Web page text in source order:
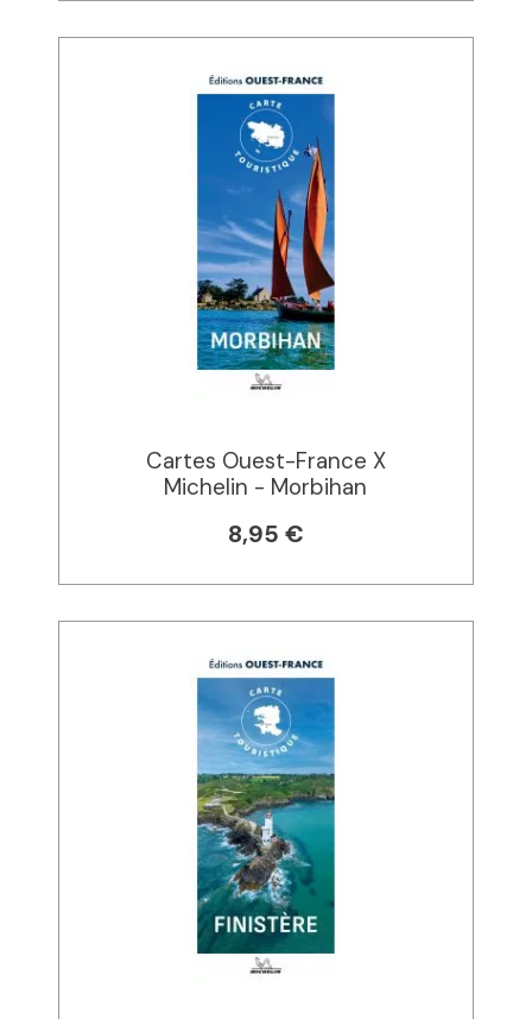
Cartes Ouest-France X
Michelin - Morbihan
8,95 €